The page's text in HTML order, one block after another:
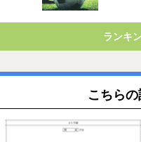
ランキ
こちら